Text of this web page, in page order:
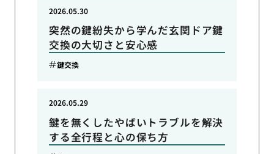
突然の鍵紛失から学んだ玄関ドア鍵
交換の大切さと安心感
2026.05.30
鍵交換
鍵を無くしたやばいトラブルを解決
する全行程と心の保ち方
2026.05.29